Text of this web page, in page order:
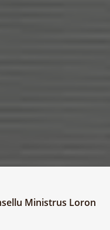
Ministrus Loron